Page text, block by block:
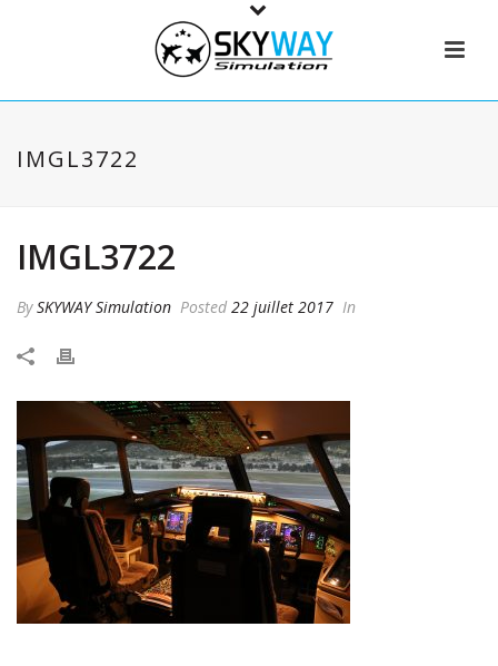
IMGL3722
IMGL3722
BySKYWAY Simulation Posted 22 juillet 2017 In